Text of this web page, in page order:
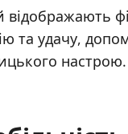
відображають
та удачу,